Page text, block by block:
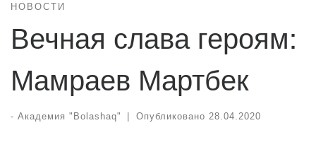
НОВОСТИ
Вечная слава героям:
Мамраев Мартбек
- Академия "Bolashaq" | Опубликовано 28.04.2020